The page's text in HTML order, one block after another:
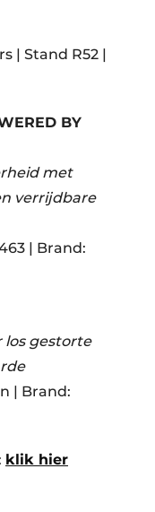
| Stand R52 |
BY
met
verrijdbare
| Brand:
los gestorte
| Brand:
klik hier